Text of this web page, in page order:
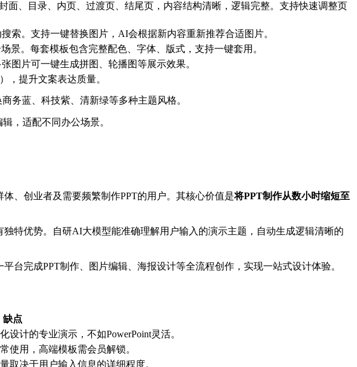
面、目录、内页、过渡页、结尾页，内容结构清晰，逻辑完整。支持快速调整页
索。支持一键替换图片，AI会根据新内容重新推荐合适图片。
景。每套模板包含完整配色、字体、版式，支持一键套用。
图片可一键生成拼图、轮播图等展示效果。
，提升文案表达质量。
务蓝、科技紫、清新绿等多种主题风格。
，适配不同办公场景。
体、创业者及需要频繁制作PPT的用户。其核心价值是将PPT制作从数小时缩短至
特优势。自研AI大模型能准确理解用户输入的演示主题，自动生成逻辑清晰的
台完成PPT制作、图片编辑、海报设计等全流程创作，实现一站式设计体验。
缺点
设计的专业演示，不如PowerPoint灵活。
使用，高端模板需会员解锁。
取决于用户输入信息的详细程度。